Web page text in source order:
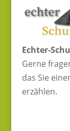
Echter-
Gerne
das Sie
erzählen.